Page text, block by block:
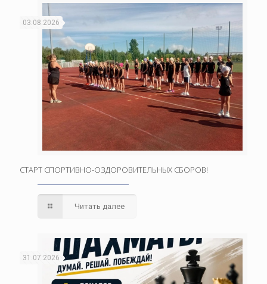
03.08.2026
СТАРТ СПОРТИВНО-ОЗДОРОВИТЕЛЬНЫХ СБОРОВ!
Читать далее
31.07.2026